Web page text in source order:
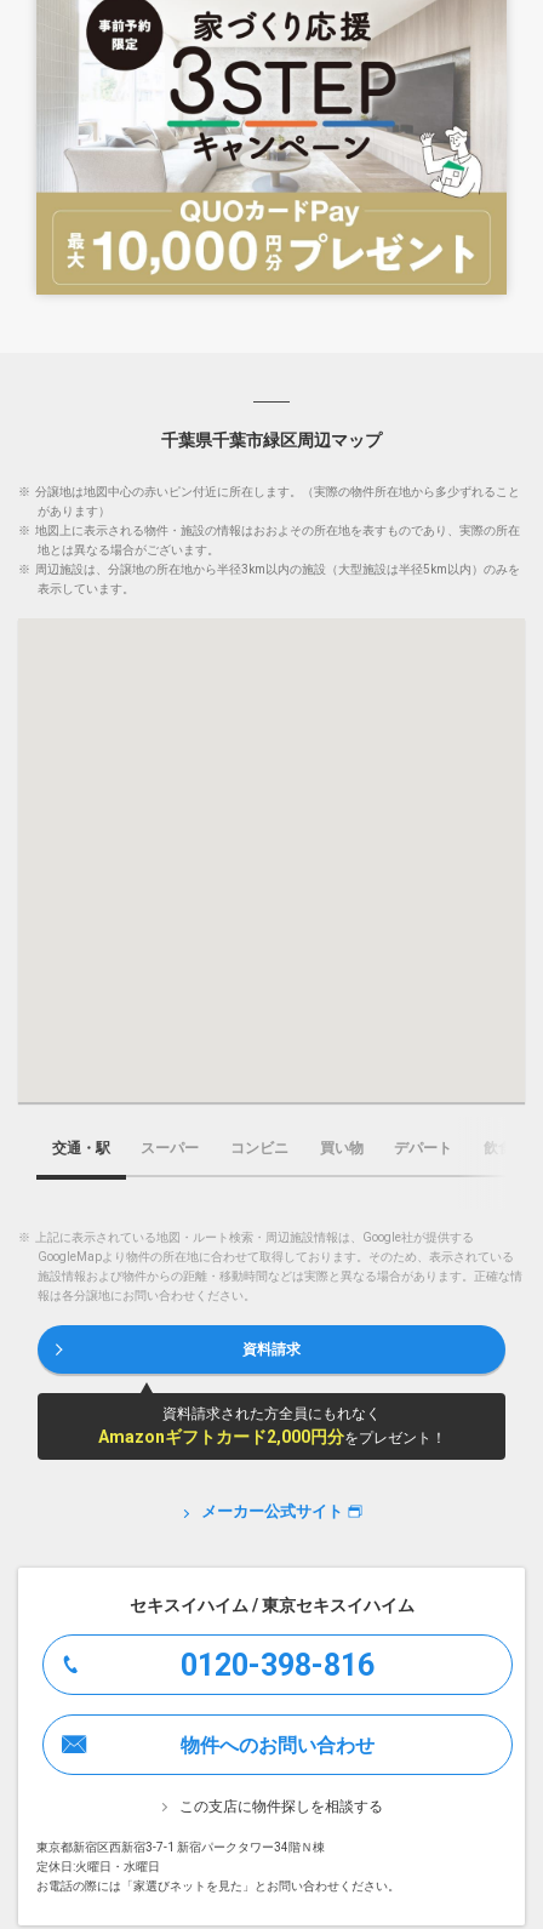
千葉県千葉市緑区周辺マップ
※ 分譲地は地図中心の赤いピン付近に所在します。（実際の物件所在地から多少ずれること
があります）
※ 地図上に表示される物件・施設の情報はおおよその所在地を表すものであり、実際の所在
地とは異なる場合がございます。
※
周辺施設は、分譲地の所在地から半径3km以内の施設（大型施設は半径5km以内）のみを
表示しています。
交通・駅 スーパー コンビニ 買い物 デパート 飲食店
※
上記に表示されている地図・ルート検索・周辺施設情報は、Google社が提供する
GoogleMapより物件の所在地に合わせて取得しております。そのため、表示されている
施設情報および物件からの距離・移動時間などは実際と異なる場合があります。正確な情
報は各分譲地にお問い合わせください。
資料請求
資料請求された方全員にもれなく
Amazonギフトカード2,000円分をプレゼント！
メーカー公式サイト
セキスイハイム / 東京セキスイハイム
0120-398-816
物件へのお問い合わせ
この支店に物件探しを相談する
東京都新宿区西新宿3-7-1 新宿パークタワー34階Ｎ棟
定休日:火曜日・水曜日
お電話の際には「家選びネットを見た」とお問い合わせください。